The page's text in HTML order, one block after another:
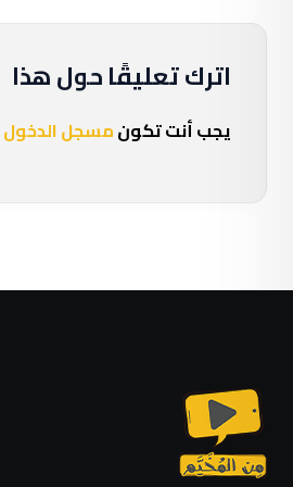
اترك تعليقًا حول هذا
يجب أنت تكونمسجل الدخول